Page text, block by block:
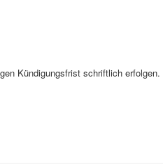
Kündigungsfrist schriftlich erfolgen.